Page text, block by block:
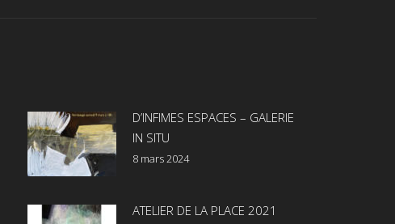
D’INFIMES ESPACES – GALERIE
IN SITU
8 mars 2024
ATELIER DE LA PLACE 2021